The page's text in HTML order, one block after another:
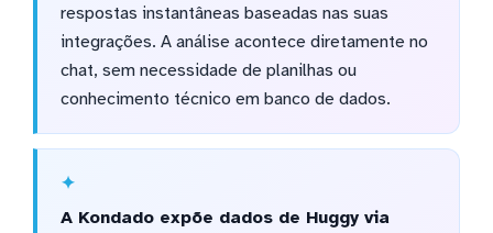
respostas instantâneas baseadas nas suas
integrações. A análise acontece diretamente no
chat, sem necessidade de planilhas ou
conhecimento técnico em banco de dados.
A Kondado expõe dados de Huggy via